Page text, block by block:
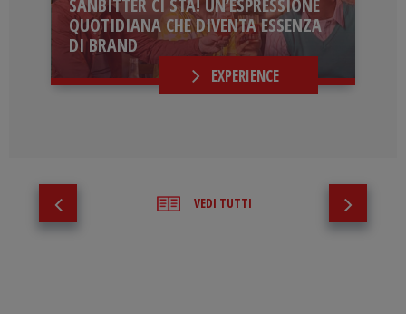
SANBITTÈR CI STA! UN’ESPRESSIONE
QUOTIDIANA CHE DIVENTA ESSENZA
DI BRAND
EXPERIENCE
VEDI TUTTI